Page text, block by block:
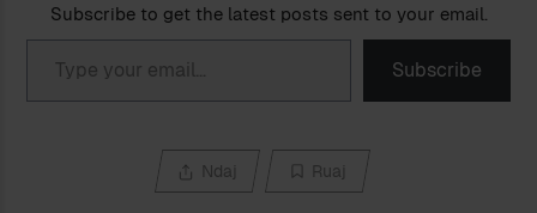
Subscribe to get the latest posts sent to your email.
Type your email…
Subscribe
Ndaj Ruaj